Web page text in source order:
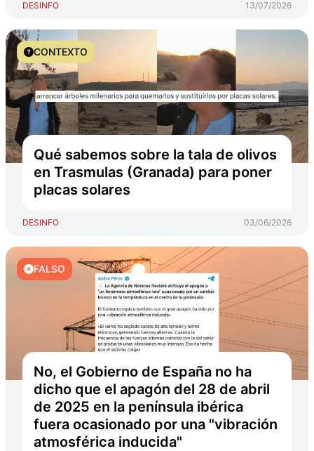
DESINFO 13/07/2026
CONTEXTO
Qué sabemos sobre la tala de olivos
en Trasmulas (Granada) para poner
placas solares
DESINFO 03/06/2026
FALSO
No, el Gobierno de España no ha
dicho que el apagón del 28 de abril
de 2025 en la península ibérica
fuera ocasionado por una "vibración
atmosférica inducida"